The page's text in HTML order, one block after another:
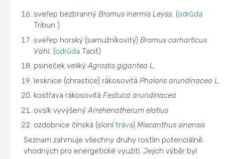
sveřep bezbrannýBromus inermis Leyss. (odrůda
Tribun )
sveřep horský (samužníkovitý)Bromus carharticus
Vahl. (odrůda Tacit)
psineček velikýAgrostis gigantea L.
lesknice (chrastice) rákosovitáPhalaris arundinacea L.
kostřava rákosovitáFestuca arundinacea
ovsík vyvýšenýArrehenatherum elatius
ozdobnice čínská (slonítráva)Miscanthus sinensis
Seznam zahrnuje všechny druhy rostlin potenciálně
vhodných pro energetické využití. Jejich výběr byl